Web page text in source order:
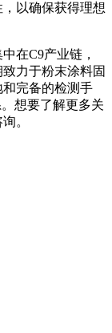
以确保获得理想
在C9产业链，
力于粉末涂料固
完备的检测手
想要了解更多关
。